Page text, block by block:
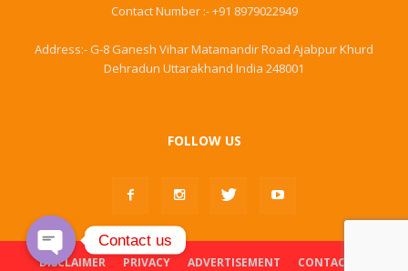
Contact Number :- +91 8979022949
Address:- G-8 Ganesh Vihar Matamandir Road Ajabpur Khurd
Dehradun Uttarakhand India 248001
FOLLOW US
DISCLAIMER PRIVACY ADVERTISEMENT CONTACT US
Contact us